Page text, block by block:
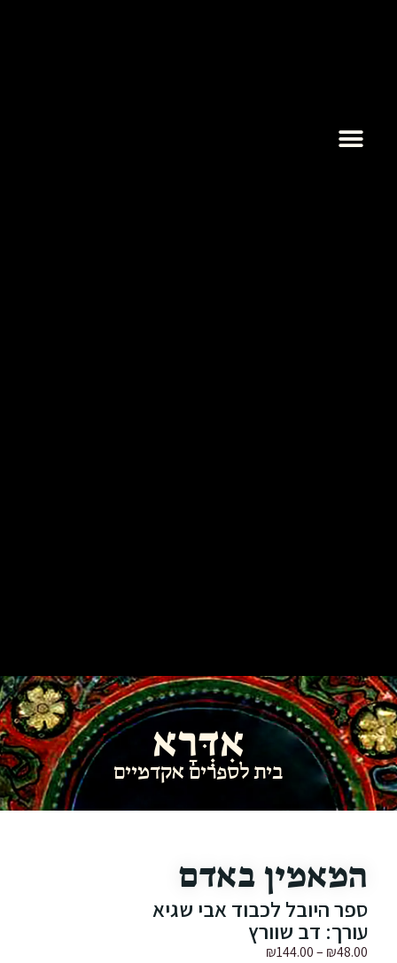
אִדְּרָא
בית לספרים אקדמיים
המאמין באדם
ספר היובל לכבוד אבי שגיא
עורך: דב שוורץ
₪48.00
–
₪144.00